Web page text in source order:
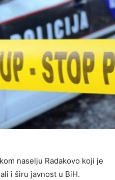
naselju Radakovo koji je
i širu javnost u BiH.